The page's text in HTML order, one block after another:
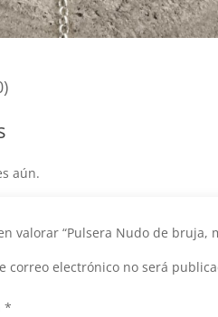
aún.
valorar “Pulsera Nudo de
correo electrónico no será
*